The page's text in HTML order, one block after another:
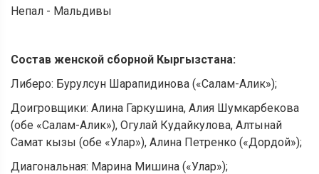
Непал - Мальдивы
Состав женской сборной Кыргызстана:
Либеро: Бурулсун Шарапидинова («Салам-Алик»);
Доигровщики: Алина Гаркушина, Алия Шумкарбекова
(обе «Салам-Алик»), Огулай Кудайкулова, Алтынай
Самат кызы (обе «Улар»), Алина Петренко («Дордой»);
Диагональная: Марина Мишина («Улар»);